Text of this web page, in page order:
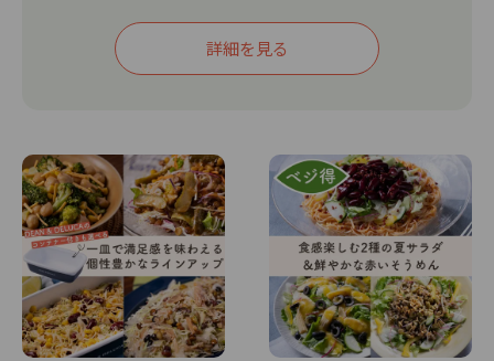
ば、洗い物の負担も削減できます。 ①レモンマヨ仕
立てのブロッコリースロー：レモンのすっきりした酸
味を活かした爽やかな仕立て ②甘酸っぱいオレンジ
かコールスロー：レモンとディルの清涼感あふれる王
道の爽やかさ ④カリカリ梅と大葉のコールスロー：
梅の酸味と大葉の香りで、すっきり爽やかな和風のさ
っぱり感 ●キリっとして刺激的な香りとコクを味わ
える<a
href="https://qummy.kewpie.co.jp/menu/797",
target="_blank">「スパイスの香りとコクを味わう
詳細を見る